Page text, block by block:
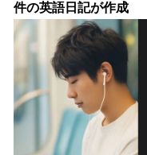
件の英語日記が作成